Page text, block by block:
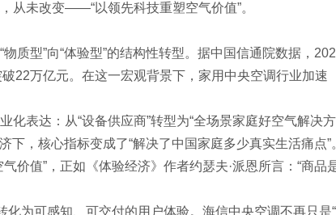
从未改变——“以领先科技重塑空气价值”。
质型”向“体验型”的结构性转型。据中国信通院数据，
22万亿元。在这一宏观背景下，家用中央空调行业加速
表达：从“设备供应商”转型为“全场景家庭好空气解决
下，核心指标变成了“解决了中国家庭多少真实生活痛点”
价值”，正如《体验经济》作者约瑟夫·派恩所言：“商品
化为可感知、可交付的用户体验。海信中央空调不再只是